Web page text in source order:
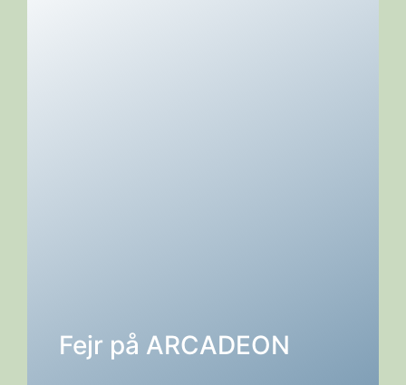
Fejr på ARCADEON
DETALJER →